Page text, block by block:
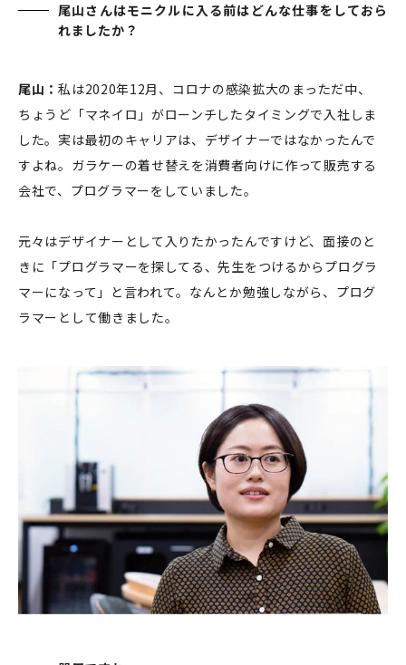
尾山さんはモニクルに入る前はどんな仕事をしておら
れましたか？
尾山：私は2020年12月、コロナの感染拡大のまっただ中、
ちょうど「マネイロ」がローンチしたタイミングで入社しま
した。実は最初のキャリアは、デザイナーではなかったんで
すよね。ガラケーの着せ替えを消費者向けに作って販売する
会社で、プログラマーをしていました。
元々はデザイナーとして入りたかったんですけど、面接のと
きに「プログラマーを探してる、先生をつけるからプログラ
マーになって」と言われて。なんとか勉強しながら、プログ
ラマーとして働きました。